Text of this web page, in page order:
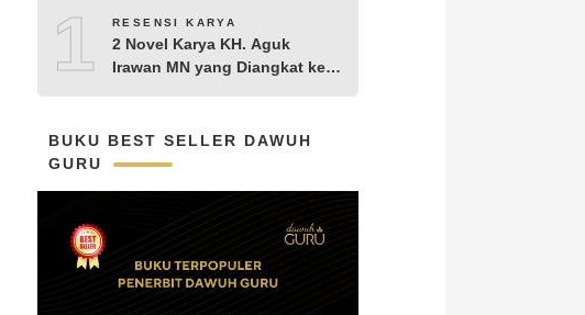
KH. Hasyim Asy’ari karya KH.
Aguk Irawan MN
10RESENSI KARYA
2 Novel Karya KH. Aguk
Irawan MN yang Diangkat ke
BUKU BEST SELLER DAWUH
GURU